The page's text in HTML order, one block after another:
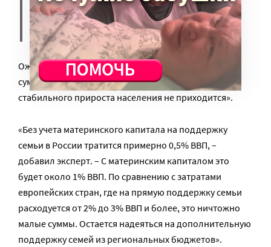
низкими доходами уйдет около
120 млрд руб. в год.
Ожидать от таких вложений серьезного роста
суммарного коэффициента рождаемости и
стабильного прироста населения не приходится».
«Без учета материнского капитала на поддержку
семьи в России тратится примерно 0,5% ВВП, –
добавил эксперт. – С материнским капиталом это
будет около 1% ВВП. По сравнению с затратами
европейских стран, где на прямую поддержку семьи
расходуется от 2% до 3% ВВП и более, это ничтожно
малые суммы. Остается надеяться на дополнительную
поддержку семей из региональных бюджетов».